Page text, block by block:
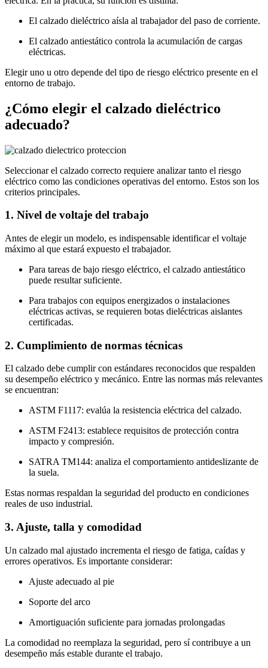
El calzado dieléctrico aísla al trabajador del paso de corriente.
El calzado antiestático controla la acumulación de cargas
eléctricas.
Elegir uno u otro depende del tipo de riesgo eléctrico presente en el
entorno de trabajo.
¿Cómo elegir el calzado dieléctrico
adecuado?
Seleccionar el calzado correcto requiere analizar tanto el riesgo
eléctrico como las condiciones operativas del entorno. Estos son los
criterios principales.
1. Nivel de voltaje del trabajo
Antes de elegir un modelo, es indispensable identificar el voltaje
máximo al que estará expuesto el trabajador.
Para tareas de bajo riesgo eléctrico, el calzado antiestático
puede resultar suficiente.
Para trabajos con equipos energizados o instalaciones
eléctricas activas, se requieren botas dieléctricas aislantes
certificadas.
2. Cumplimiento de normas técnicas
El calzado debe cumplir con estándares reconocidos que respalden
su desempeño eléctrico y mecánico. Entre las normas más relevantes
se encuentran:
ASTM F1117: evalúa la resistencia eléctrica del calzado.
ASTM F2413: establece requisitos de protección contra
impacto y compresión.
SATRA TM144: analiza el comportamiento antideslizante de
la suela.
Estas normas respaldan la seguridad del producto en condiciones
reales de uso industrial.
3. Ajuste, talla y comodidad
Un calzado mal ajustado incrementa el riesgo de fatiga, caídas y
errores operativos. Es importante considerar:
Ajuste adecuado al pie
Soporte del arco
Amortiguación suficiente para jornadas prolongadas
La comodidad no reemplaza la seguridad, pero sí contribuye a un
desempeño más estable durante el trabajo.